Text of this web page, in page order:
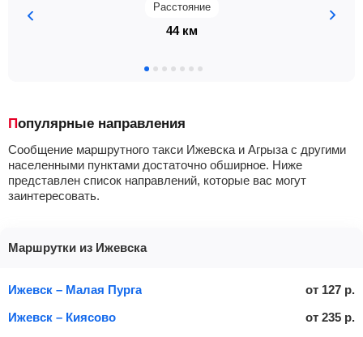
Расстояние
44 км
Популярные направления
Сообщение маршрутного такси Ижевска и Агрыза с другими
населенными пунктами достаточно обширное. Ниже
представлен список направлений, которые вас могут
заинтересовать.
Маршрутки из Ижевска
Ижевск – Малая Пурга от 127 р.
Ижевск – Киясово
от 235 р.